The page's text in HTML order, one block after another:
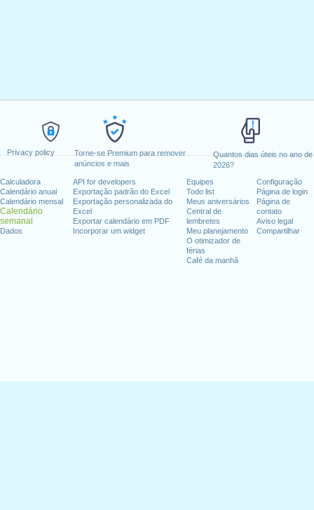
Privacy policy
Torne-se Premium para remover
anúncios e mais
Quantos dias úteis no ano de
2026?
Calculadora
Calendário anual
Calendário mensal
Calendário
semanal
Dados
API for developers
Exportação padrão do Excel
Exportação personalizada do
Excel
Exportar calendário em PDF
Incorporar um widget
Equipes
Todo list
Meus aniversários
Central de
lembretes
Meu planejamento
O otimizador de
férias
Café da manhã
Configuração
Página de login
Página de
contato
Aviso legal
Compartilhar